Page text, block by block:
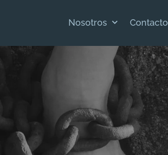
Nosotros Contacto